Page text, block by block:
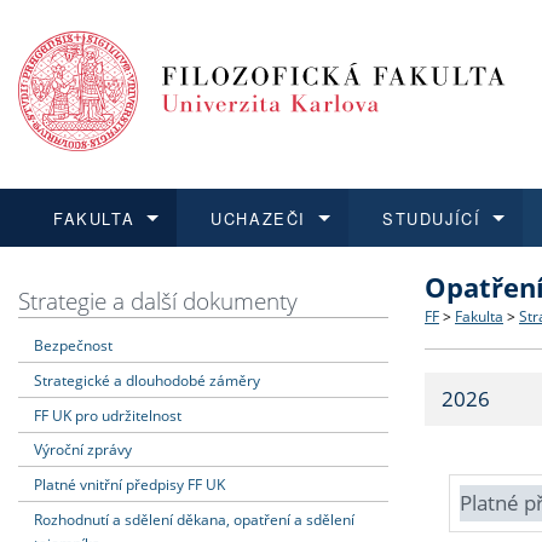
FAKULTA
Dozvědět se více
Struktura
Strategie
Fakultní
UCHAZEČI
Podat přihlášku
Co
Učitelské
STUDUJÍCÍ
Dozvědět se více
Dozvědět se více
O vědě a
Dozvědět se více
Aktuální
Strategie a další dokumenty
Bezpečnost
Strategické a dlouhodobé záměry
FF UK pro udržitelnost
Výroční zprávy
Platné vnitřní předpisy FF UK
Rozhodnutí a sdělení děkana, opatření a sdělení
FF > Fakulta >
2026
Platné